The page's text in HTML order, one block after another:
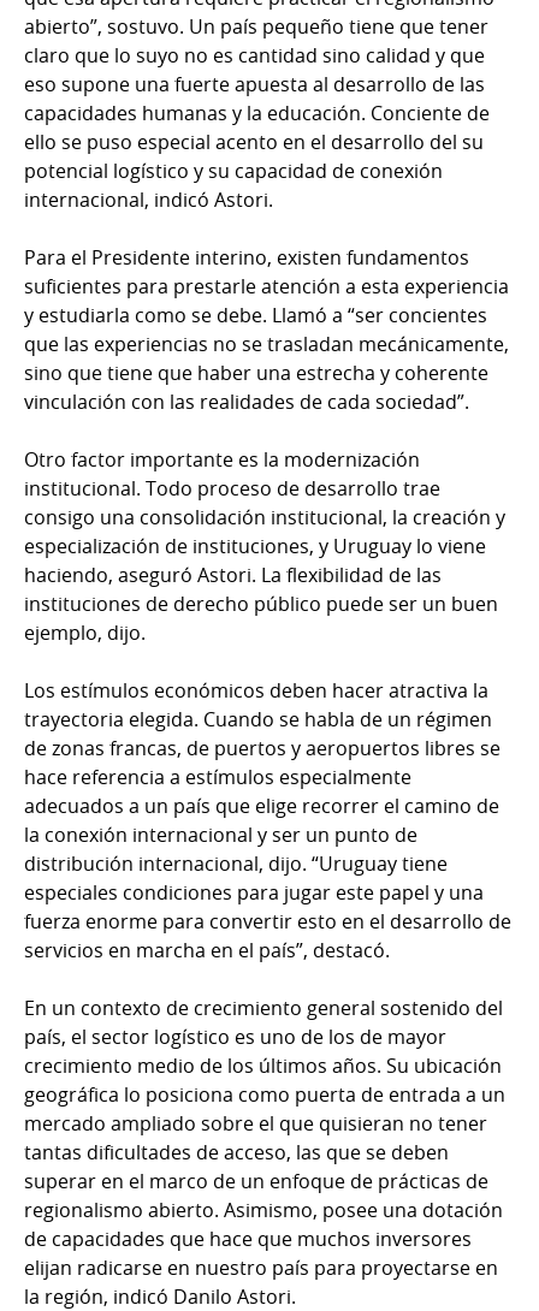
abierto”, sostuvo. Un país pequeño tiene que tener
claro que lo suyo no es cantidad sino calidad y que
eso supone una fuerte apuesta al desarrollo de las
capacidades humanas y la educación. Conciente de
ello se puso especial acento en el desarrollo del su
potencial logístico y su capacidad de conexión
internacional, indicó Astori.
Para el Presidente interino, existen fundamentos
suficientes para prestarle atención a esta experiencia
y estudiarla como se debe. Llamó a “ser concientes
que las experiencias no se trasladan mecánicamente,
sino que tiene que haber una estrecha y coherente
vinculación con las realidades de cada sociedad”.
Otro factor importante es la modernización
institucional. Todo proceso de desarrollo trae
consigo una consolidación institucional, la creación y
especialización de instituciones, y Uruguay lo viene
haciendo, aseguró Astori. La flexibilidad de las
instituciones de derecho público puede ser un buen
ejemplo, dijo.
Los estímulos económicos deben hacer atractiva la
trayectoria elegida. Cuando se habla de un régimen
de zonas francas, de puertos y aeropuertos libres se
hace referencia a estímulos especialmente
adecuados a un país que elige recorrer el camino de
la conexión internacional y ser un punto de
distribución internacional, dijo. “Uruguay tiene
especiales condiciones para jugar este papel y una
fuerza enorme para convertir esto en el desarrollo de
servicios en marcha en el país”, destacó.
En un contexto de crecimiento general sostenido del
país, el sector logístico es uno de los de mayor
crecimiento medio de los últimos años. Su ubicación
geográfica lo posiciona como puerta de entrada a un
mercado ampliado sobre el que quisieran no tener
tantas dificultades de acceso, las que se deben
superar en el marco de un enfoque de prácticas de
regionalismo abierto. Asimismo, posee una dotación
de capacidades que hace que muchos inversores
elijan radicarse en nuestro país para proyectarse en
la región, indicó Danilo Astori.